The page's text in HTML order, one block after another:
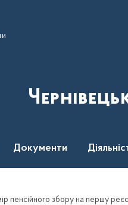
Документи
пенсійного збору на першу